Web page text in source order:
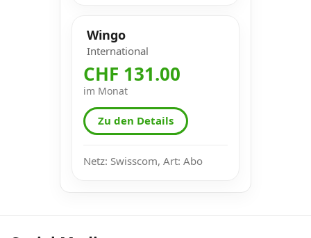
Wingo
International
CHF 131.00
im Monat
Zu den Details
Netz: Swisscom, Art: Abo